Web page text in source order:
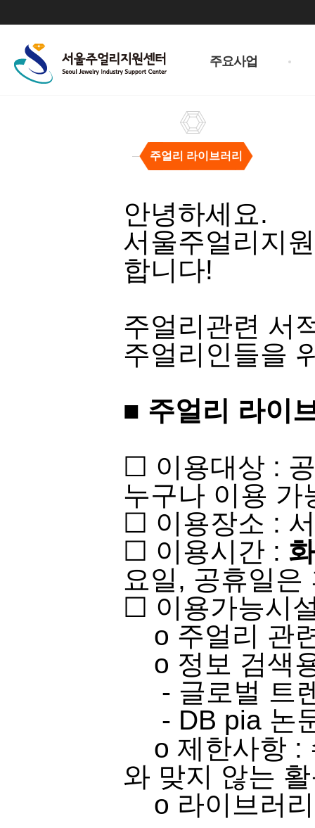
주요사업
주얼리 라이브러리
리
라
이
브
러
리
안녕하세요.
서울주얼리지
합니다!
주얼리관련 서
주얼리인들을
■ 주얼리 라이
​☐ 이용대상 :
누구나 이용 가
☐ 이용장소 :
☐ 이용시간 :
요일, 공휴일은
☐ 이용가능시
o ​주얼리 관
o​ 정보 검색
- 글로벌 트
- DB pia 논
o 제한사항 :
와 맞지 않는
o 라이브러리